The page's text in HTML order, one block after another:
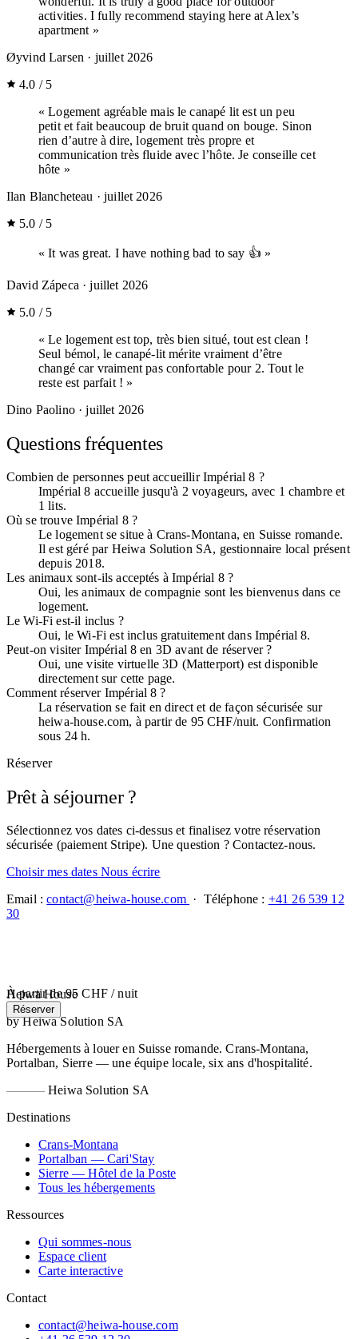
activities. I fully recommend staying here at Alex’s
apartment »
Øyvind Larsen · juillet 2026
4.0 / 5
« Logement agréable mais le canapé lit est un peu
petit et fait beaucoup de bruit quand on bouge. Sinon
rien d’autre à dire, logement très propre et
communication très fluide avec l’hôte. Je conseille cet
hôte »
Ilan Blancheteau · juillet 2026
5.0 / 5
« It was great. I have nothing bad to say 👍 »
David Zápeca · juillet 2026
5.0 / 5
« Le logement est top, très bien situé, tout est clean !
Seul bémol, le canapé-lit mérite vraiment d’être
changé car vraiment pas confortable pour 2. Tout le
reste est parfait ! »
Dino Paolino· juillet 2026
Questions fréquentes
Combien de personnes peut accueillir Impérial 8 ?
Impérial 8 accueille jusqu'à 2 voyageurs, avec 1 chambre et
1 lits.
Où se trouve Impérial 8 ?
Le logement se situe à Crans-Montana, en Suisse romande.
Il est géré par Heiwa Solution SA, gestionnaire local présent
depuis 2018.
Les animaux sont-ils acceptés à Impérial 8 ?
Oui, les animaux de compagnie sont les bienvenus dans ce
logement.
Le Wi-Fi est-il inclus ?
Oui, le Wi-Fi est inclus gratuitement dans Impérial 8.
Peut-on visiter Impérial 8 en 3D avant de réserver ?
Oui, une visite virtuelle 3D (Matterport) est disponible
directement sur cette page.
Comment réserver Impérial 8 ?
La réservation se fait en direct et de façon sécurisée sur
heiwa-house.com, à partir de 95 CHF/nuit. Confirmation
sous 24 h.
Réserver
Prêt à séjourner ?
Sélectionnez vos dates ci-dessus et finalisez votre réservation
sécurisée (paiement Stripe). Une question ? Contactez-nous.
Choisir mes dates Nous écrire
Email :contact@heiwa-house.com · Téléphone : +41 26 539 12
30
À partir de 95 CHF / nuit
Réserver
Heiwa House
by Heiwa Solution SA
Hébergements à louer en Suisse romande. Crans-Montana,
Portalban, Sierre — une équipe locale, six ans d'hospitalité.
Heiwa Solution SA
Destinations
Crans-Montana
Portalban — Cari'Stay
Sierre — Hôtel de la Poste
Tous les hébergements
Ressources
Qui sommes-nous
Espace client
Carte interactive
Contact
contact@heiwa-house.com